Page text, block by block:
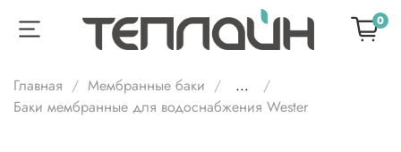
0
Главная Мембранные баки
...
Баки мембранные для водоснабжения Wester